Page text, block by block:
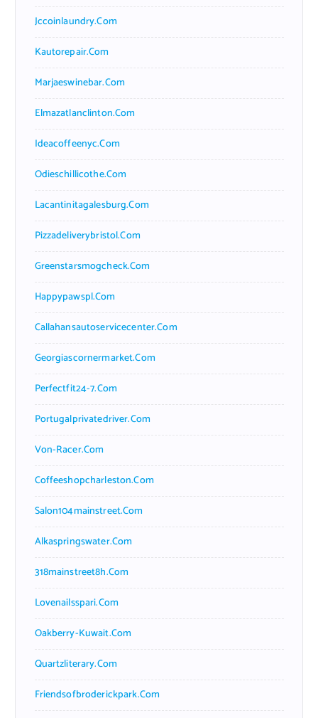
Jccoinlaundry.com
Kautorepair.com
Marjaeswinebar.com
Elmazatlanclinton.com
Ideacoffeenyc.com
Odieschillicothe.com
Lacantinitagalesburg.com
Pizzadeliverybristol.com
Greenstarsmogcheck.com
Happypawspl.com
Callahansautoservicecenter.com
Georgiascornermarket.com
Perfectfit24-7.com
Portugalprivatedriver.com
Von-Racer.com
Coffeeshopcharleston.com
Salon104mainstreet.com
Alkaspringswater.com
318mainstreet8h.com
Lovenailsspari.com
Oakberry-Kuwait.com
Quartzliterary.com
Friendsofbroderickpark.com